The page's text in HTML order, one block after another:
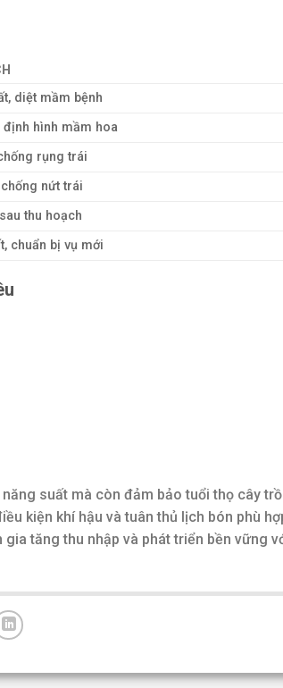
diệt mầm bệnh
định hình mầm hoa
rụng trái
nứt trái
thu hoạch
chuẩn bị vụ mới
suất mà còn đảm bảo tuổi thọ cây
kiện khí hậu và tuân thủ lịch bón phù
tăng thu nhập và phát triển bền vững